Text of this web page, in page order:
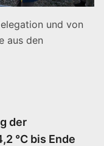
und von
aus den
der
°C bis Ende